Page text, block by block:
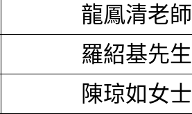
龍鳳清老師
羅紹基先生
陳琼如女士